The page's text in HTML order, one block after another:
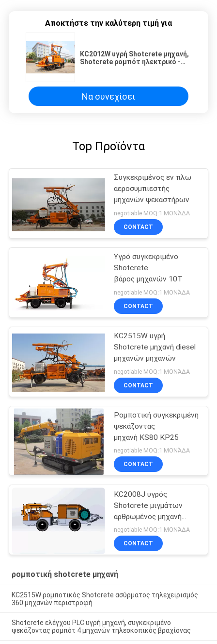
Αποκτήστε την καλύτερη τιμή για
KC2012W υγρή Shotcrete μηχανή,
Shotcrete ρομπότ ηλεκτρικό -
Να συνεχίσει
Top Προϊόντα
Συγκεκριμένος εν πλω
αεροσυμπιεστής
μηχανών ψεκαστήρων
negotiable MOQ:1 ΜΟΝΆΔΑ
CONTACT
Υγρό συγκεκριμένο
Shotcrete
βάρος μηχανών 10T
negotiable MOQ:1 ΜΟΝΆΔΑ
CONTACT
KC2515W υγρή
Shotcrete μηχανή diesel
μηχανών μηχανών
negotiable MOQ:1 ΜΟΝΆΔΑ
CONTACT
Ρομποτική συγκεκριμένη
ψεκάζοντας
μηχανή KS80 KP25
negotiable MOQ:1 ΜΟΝΆΔΑ
CONTACT
KC2008J υγρός
Shotcrete μιγμάτων
αρθρωμένος μηχανή
τύπος
negotiable MOQ:1 ΜΟΝΆΔΑ
CONTACT
ρομποτική shotcrete μηχανή
KC2515W ρομποτικός Shotcrete ασύρματος τηλεχειρισμός
360 μηχανών περιστροφή
Shotcrete ελέγχου PLC υγρή μηχανή, συγκεκριμένο
ψεκάζοντας ρομπότ 4 μηχανών τηλεσκοπικός βραχίονας